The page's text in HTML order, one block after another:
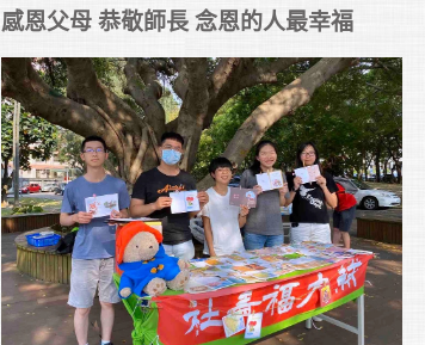
感恩父母 恭敬師長 念恩的人最幸福